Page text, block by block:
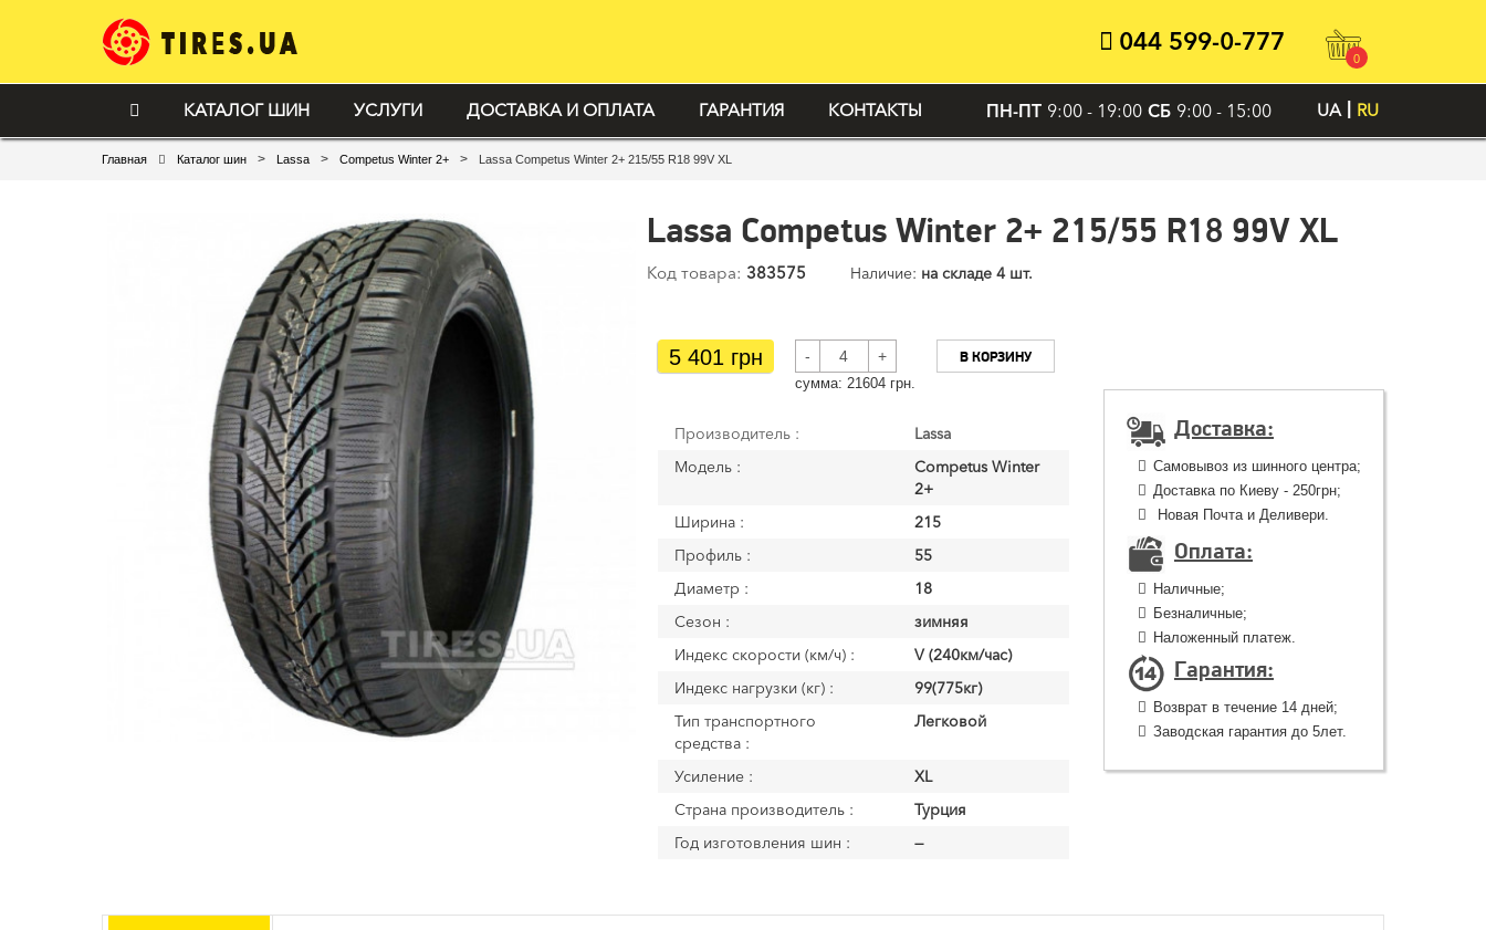
044 599-0-777
0
КАТАЛОГ ШИН УСЛУГИ ДОСТАВКА И ОПЛАТА ГАРАНТИЯ КОНТАКТЫ ПН-ПТ 9:00 - 19:00 СБ 9:00 - 15:00 RU
UA
Главная Каталог шин > Lassa > Competus Winter 2+ > Lassa Competus Winter 2+ 215/55 R18 99V XL
Lassa Competus Winter 2+ 215/55 R18 99V XL
Код товара: 383575 Наличие: на складе 4 шт.
5 401 грн - +
cумма: 21604грн.
В КОРЗИНУ
Производитель :
Lassa
Модель :
Competus Winter
2+
Ширина :
215
Профиль :
55
Диаметр :
18
Сезон :
зимняя
Индекс скорости (км/ч) :
V (240км/час)
Индекс нагрузки (кг) :
99(775кг)
Тип транспортного
средства :
Легковой
Усиление :
XL
Страна производитель :
Турция
Год изготовления шин :
—
Доставка:
Самовывоз из шинного центра;
Доставка по Киеву - 250грн;
Новая Почта и Деливери.
Оплата:
Наличные;
Безналичные;
Наложенный платеж.
Гарантия:
Возврат в течение 14 дней;
Заводская гарантия до 5лет.